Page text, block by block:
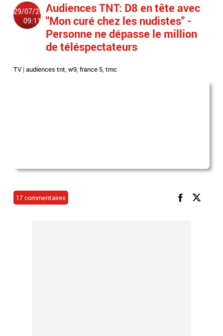
29/07/2014
09:11
Audiences TNT: D8 en tête avec
"Mon curé chez les nudistes" -
Personne ne dépasse le million
de téléspectateurs
TV |audiences tnt,w9,france 5,tmc
17 commentaires